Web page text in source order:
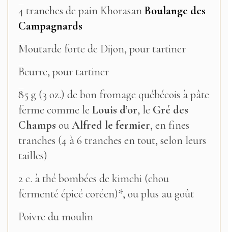
4 tranches de pain KhorasanBoulange des
Campagnards
Moutarde forte de Dijon, pour tartiner
Beurre, pour tartiner
85 g (3 oz.) de bon fromage québécois à pâte
ferme comme le Louis d’or, le Gré des
Champs ouAlfred le fermier, en fines
tranches (4 à 6 tranches en tout, selon leurs
tailles)
2 c. à thé bombées de kimchi (chou
fermenté épicé coréen)*, ou plus au goût
Poivre du moulin